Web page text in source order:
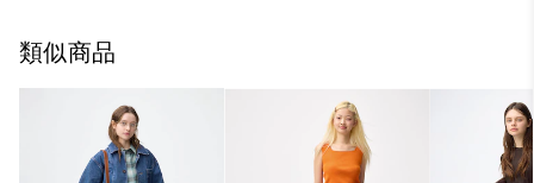
類似商品